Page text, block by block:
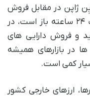
ژاپن در مقابل فروش
دلار آمریکا، که در بازاری تحت نظارت ۲۴ ساعته باز است، در
و فروش دارایی های
دیجیتالی مانند کوین، توکن و NFT ها در بازارهای همیشه
کمی است.
ارزهای خارجی کشور